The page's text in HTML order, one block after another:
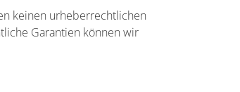
keinen urheberrechtlichen
Garantien können wir